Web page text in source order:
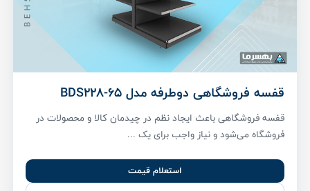
قفسه فروشگاهی دوطرفه مدل BDS228-65
قفسه فروشگاهی باعث ایجاد نظم در چیدمان کالا و محصولات در
فروشگاه می‌شود و نیاز واجب برای یک ...
استعلام قیمت